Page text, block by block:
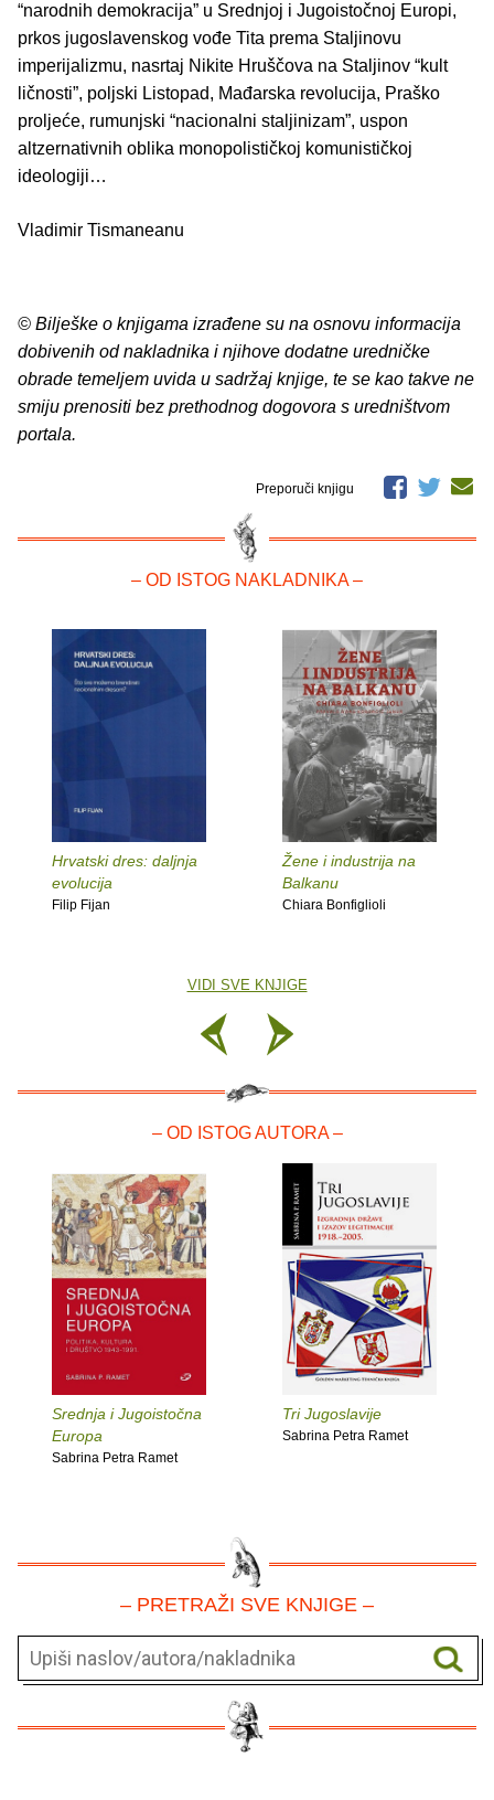
“narodnih demokracija” u Srednjoj i Jugoistočnoj Europi,
prkos jugoslavenskog vođe Tita prema Staljinovu
imperijalizmu, nasrtaj Nikite Hruščova na Staljinov “kult
ličnosti”, poljski Listopad, Mađarska revolucija, Praško
proljeće, rumunjski “nacionalni staljinizam”, uspon
altzernativnih oblika monopolističkoj komunističkoj
ideologiji…
Vladimir Tismaneanu
© Bilješke o knjigama izrađene su na osnovu informacija
dobivenih od nakladnika i njihove dodatne uredničke
obrade temeljem uvida u sadržaj knjige, te se kao takve ne
smiju prenositi bez prethodnog dogovora s uredništvom
portala.
Preporuči knjigu
– OD ISTOG NAKLADNIKA –
Hrvatski dres: daljnja
evolucija
Filip Fijan
Žene i industrija na
Balkanu
Chiara Bonfiglioli
VIDI SVE KNJIGE
– OD ISTOG AUTORA –
Srednja i Jugoistočna
Europa
Sabrina Petra Ramet
Tri Jugoslavije
Sabrina Petra Ramet
– PRETRAŽI SVE KNJIGE –